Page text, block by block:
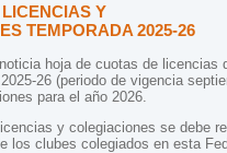
Y
TEMPORADA 2025-26
hoja de cuotas de licencias
26 (periodo de vigencia
para el año 2026.
y colegiaciones se debe
los clubes colegiados en esta